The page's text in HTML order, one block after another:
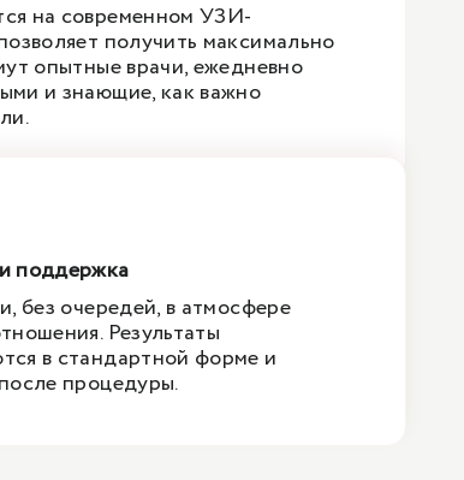
на современном УЗИ-
получить максимально
опытные врачи, ежедневно
и знающие, как важно
поддержка
без очередей, в атмосфере
Результаты
в стандартной форме и
процедуры.